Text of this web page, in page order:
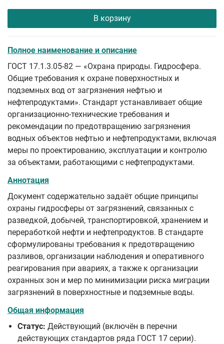
В корзину
Полное наименование и описание
ГОСТ 17.1.3.05-82 — «Охрана природы. Гидросфера.
Общие требования к охране поверхностных и
подземных вод от загрязнения нефтью и
нефтепродуктами». Стандарт устанавливает общие
организационно-технические требования и
рекомендации по предотвращению загрязнения
водных объектов нефтью и нефтепродуктами, включая
меры по проектированию, эксплуатации и контролю
за объектами, работающими с нефтепродуктами.
Аннотация
Документ содержательно задаёт общие принципы
охраны гидросферы от загрязнений, связанных с
разведкой, добычей, транспортировкой, хранением и
переработкой нефти и нефтепродуктов. В стандарте
сформулированы требования к предотвращению
разливов, организации наблюдения и оперативного
реагирования при авариях, а также к организации
охранных зон и мер по минимизации риска миграции
загрязнений в поверхностные и подземные воды.
Общая информация
Статус: Действующий (включён в перечни
действующих стандартов ряда ГОСТ 17 серии).